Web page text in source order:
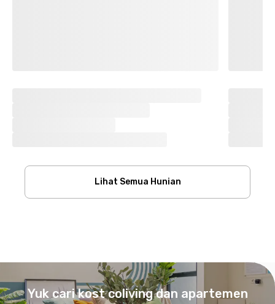
Lihat Semua Hunian
Yuk cari kost coliving dan apartemen